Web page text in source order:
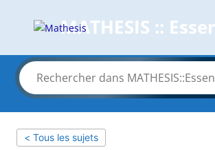
MATHESIS ::
< Tous les sujets